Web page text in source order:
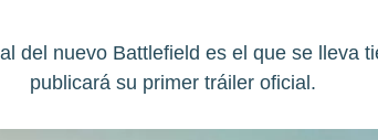
del nuevo Battlefield es el que se lleva
publicará su primer tráiler oficial.